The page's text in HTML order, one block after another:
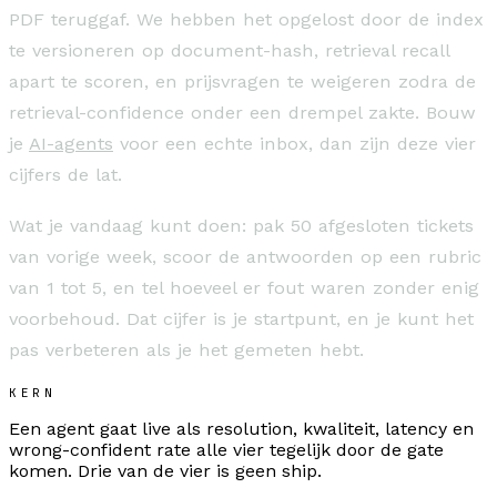
PDF teruggaf. We hebben het opgelost door de index
te versioneren op document-hash, retrieval recall
apart te scoren, en prijsvragen te weigeren zodra de
retrieval-confidence onder een drempel zakte. Bouw
je AI-agents voor een echte inbox, dan zijn deze vier
cijfers de lat.
Wat je vandaag kunt doen: pak 50 afgesloten tickets
van vorige week, scoor de antwoorden op een rubric
van 1 tot 5, en tel hoeveel er fout waren zonder enig
voorbehoud. Dat cijfer is je startpunt, en je kunt het
pas verbeteren als je het gemeten hebt.
KERN
Een agent gaat live als resolution, kwaliteit, latency en
wrong-confident rate alle vier tegelijk door de gate
komen. Drie van de vier is geen ship.